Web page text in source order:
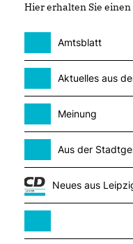
Hier erhalten Sie
Amtsblatt
Aktuelles aus
Meinung
Aus der
Neues aus